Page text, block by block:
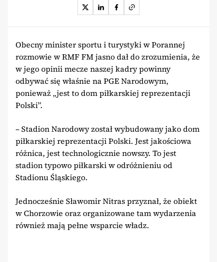
Obecny minister sportu i turystyki w Porannej
rozmowie w RMF FM jasno dał do zrozumienia, że
w jego opinii mecze naszej kadry powinny
odbywać się właśnie na PGE Narodowym,
ponieważ „jest to dom piłkarskiej reprezentacji
Polski”.
– Stadion Narodowy został wybudowany jako dom
piłkarskiej reprezentacji Polski. Jest jakościowa
różnica, jest technologicznie nowszy. To jest
stadion typowo piłkarski w odróżnieniu od
Stadionu Śląskiego.
Jednocześnie Sławomir Nitras przyznał, że obiekt
w Chorzowie oraz organizowane tam wydarzenia
również mają pełne wsparcie władz.